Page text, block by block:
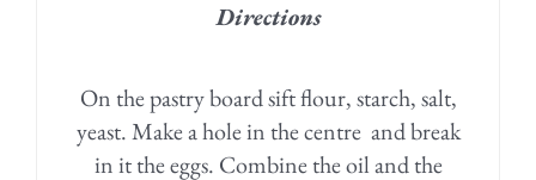
Directions
On the pastry board sift flour, starch, salt,
yeast. Make a hole in the centre and break
in it the eggs. Combine the oil and the